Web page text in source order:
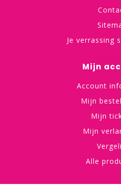
Je verrassing
Mijn
Account
Mijn
Mijn
Mijn
Alle